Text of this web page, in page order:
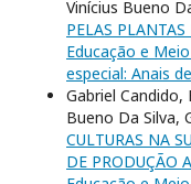
Vinícius Bueno
PELAS
Educação e
especial: Anais
Gabriel Candido,
Bueno Da Silva,
CULTURAS NA
DE PRODUÇÃO